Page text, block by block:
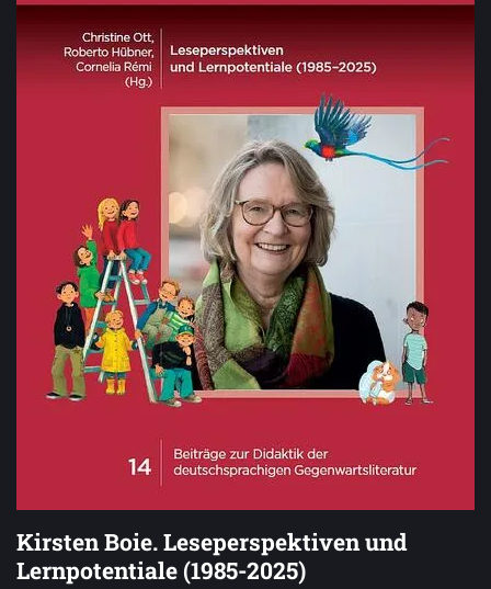
Kirsten Boie. Leseperspektiven und
Lernpotentiale (1985-2025)